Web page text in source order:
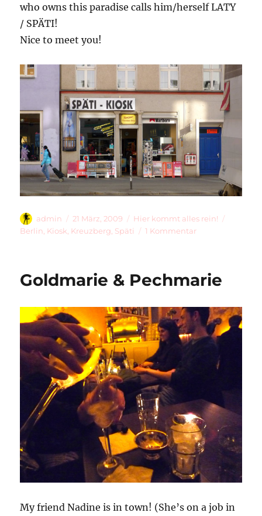
who owns this paradise calls him/herself LATY
/ SPÄTI!
Nice to meet you!
Autor
admin
Veröffentlicht
am
21 März, 2009 Kategorien
Hier kommt alles rein!
Berlin Kiosk Kreuzberg Späti 1 Kommentarzu
Goldmarie & Pechmarie
My friend Nadine is in town! (She’s on a job in